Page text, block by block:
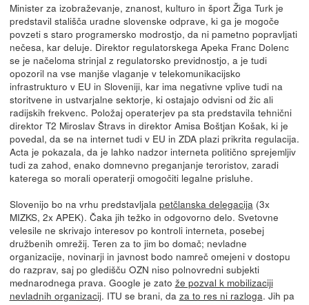
Minister za izobraževanje, znanost, kulturo in šport Žiga Turk je
predstavil stališča uradne slovenske odprave, ki ga je mogoče
povzeti s staro programersko modrostjo, da ni pametno popravljati
nečesa, kar deluje. Direktor regulatorskega Apeka Franc Dolenc
se je načeloma strinjal z regulatorsko previdnostjo, a je tudi
opozoril na vse manjše vlaganje v telekomunikacijsko
infrastrukturo v EU in Sloveniji, kar ima negativne vplive tudi na
storitvene in ustvarjalne sektorje, ki ostajajo odvisni od žic ali
radijskih frekvenc. Položaj operaterjev pa sta predstavila tehnični
direktor T2 Miroslav Štravs in direktor Amisa Boštjan Košak, ki je
povedal, da se na internet tudi v EU in ZDA plazi prikrita regulacija.
Acta je pokazala, da je lahko nadzor interneta politično sprejemljiv
tudi za zahod, enako domnevno preganjanje teroristov, zaradi
katerega so morali operaterji omogočiti legalne prisluhe.
Slovenijo bo na vrhu predstavljala petčlanska delegacija(3x
MIZKS, 2x APEK). Čaka jih težko in odgovorno delo. Svetovne
velesile ne skrivajo interesov po kontroli interneta, posebej
družbenih omrežij. Teren za to jim bo domač; nevladne
organizacije, novinarji in javnost bodo namreč omejeni v dostopu
do razprav, saj po gledišču OZN niso polnovredni subjekti
mednarodnega prava. Google je zato že pozval k mobilizaciji
nevladnih organizacij. ITU se brani, da za to res ni razloga. Jih pa